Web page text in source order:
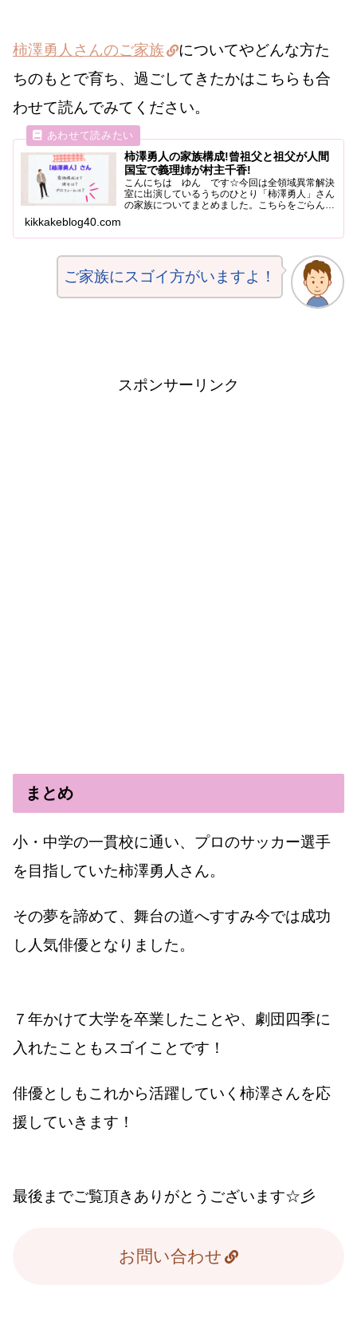
柿澤勇人さんのご家族
についてやどんな方た
ちのもとで育ち、過ごしてきたかはこちらも合
わせて読んでみてください。
柿澤勇人の家族構成!曾祖父と祖父が人間
国宝で義理姉が村主千香!
こんにちは ゆん です☆今回は全領域異常解決
室に出演しているうちのひとり「柿澤勇人」さん
の家族についてまとめました。こちらをごらんく
んが結婚されて家族が...
kikkakeblog40.com
ご家族にスゴイ方がいますよ！
スポンサーリンク
まとめ
小・中学の一貫校に通い、プロのサッカー選手
を目指していた柿澤勇人さん。
その夢を諦めて、舞台の道へすすみ今では成功
し人気俳優となりました。
７年かけて大学を卒業したことや、劇団四季に
入れたこともスゴイことです！
俳優としもこれから活躍していく柿澤さんを応
援していきます！
最後までご覧頂きありがとうございます☆彡
お問い合わせ